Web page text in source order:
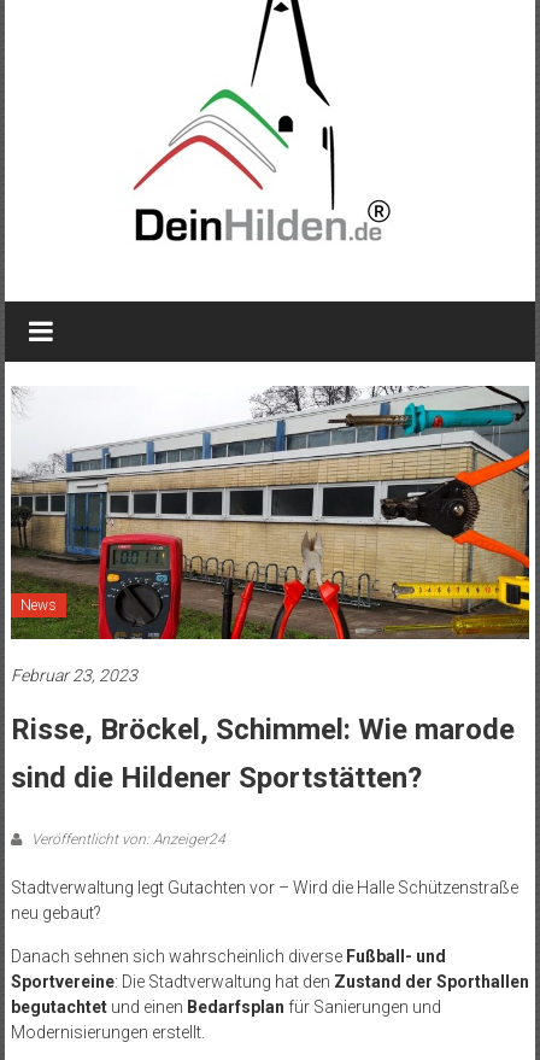
News
Februar 23, 2023
Risse, Bröckel, Schimmel: Wie marode
sind die Hildener Sportstätten?
Veröffentlicht von: Anzeiger24
Stadtverwaltung legt Gutachten vor – Wird die Halle Schützenstraße
neu gebaut?
Danach sehnen sich wahrscheinlich diverse Fußball- und
Sportvereine: Die Stadtverwaltung hat den Zustand der Sporthallen
begutachtetund einen Bedarfsplan für Sanierungen und
Modernisierungen erstellt.